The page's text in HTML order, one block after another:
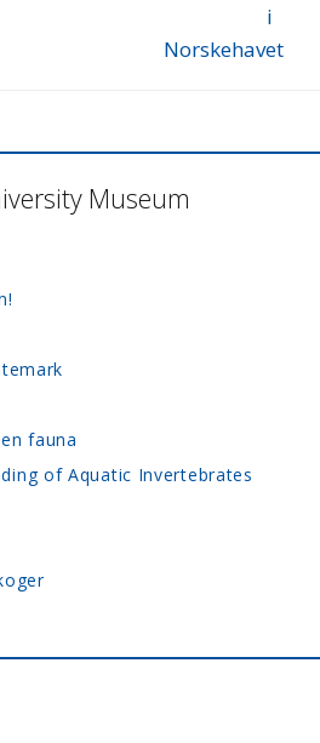
i
Norskehavet
Museum
fauna
of Aquatic Invertebrates